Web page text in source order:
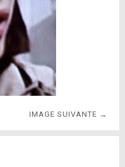
IMAGE SUIVANTE →